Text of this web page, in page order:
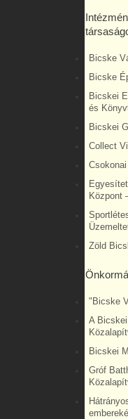
Bicske
Bicske
Bicskei
és
Bicskei
Collect
Központ
Zöld
"Bicske
A
Bicskei
Gróf